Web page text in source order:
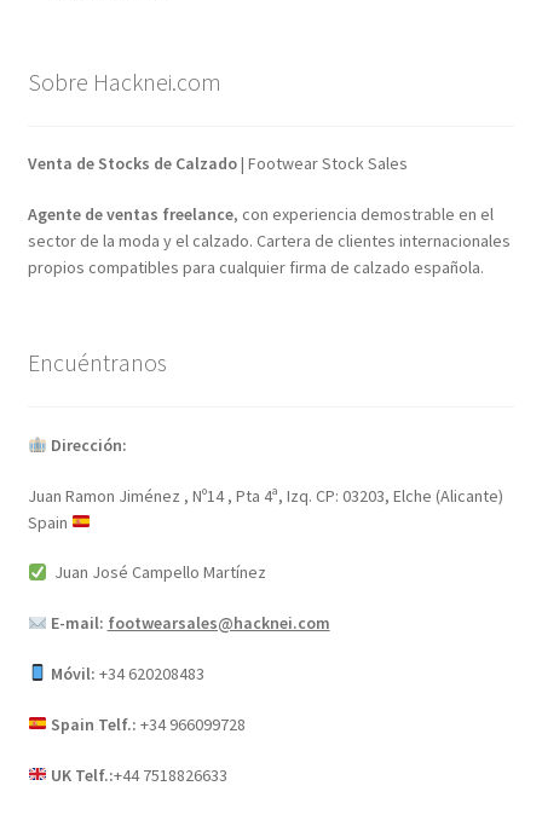
Sobre Hacknei.com
Venta de Stocks de Calzado| Footwear Stock Sales
Agente de ventas freelance, con experiencia demostrable en el
sector de la moda y el calzado. Cartera de clientes internacionales
propios compatibles para cualquier firma de calzado española.
Encuéntranos
Dirección:
Juan Ramon Jiménez , Nº14 , Pta 4ª, Izq. CP: 03203, Elche (Alicante)
Spain
Juan José Campello Martínez
E-mail: footwearsales@hacknei.com
Móvil: +34 620208483
Spain Telf.: +34 966099728
UK Telf.:+44 7518826633